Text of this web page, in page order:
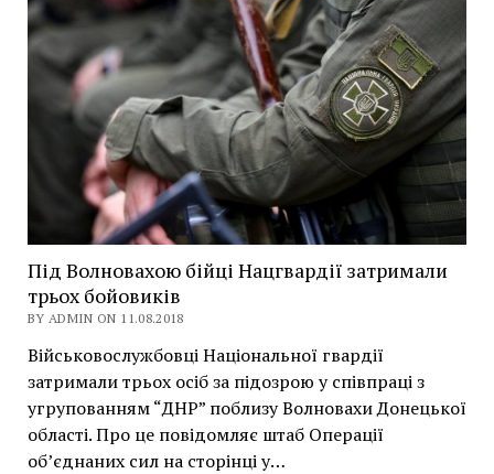
Під Волновахою бійці Нацгвардії затримали
трьох бойовиків
BY ADMIN ON 11.08.2018
Військовослужбовці Національної гвардії
затримали трьох осіб за підозрою у співпраці з
угрупованням “ДНР” поблизу Волновахи Донецької
області. Про це повідомляє штаб Операції
об’єднаних сил на сторінці у…